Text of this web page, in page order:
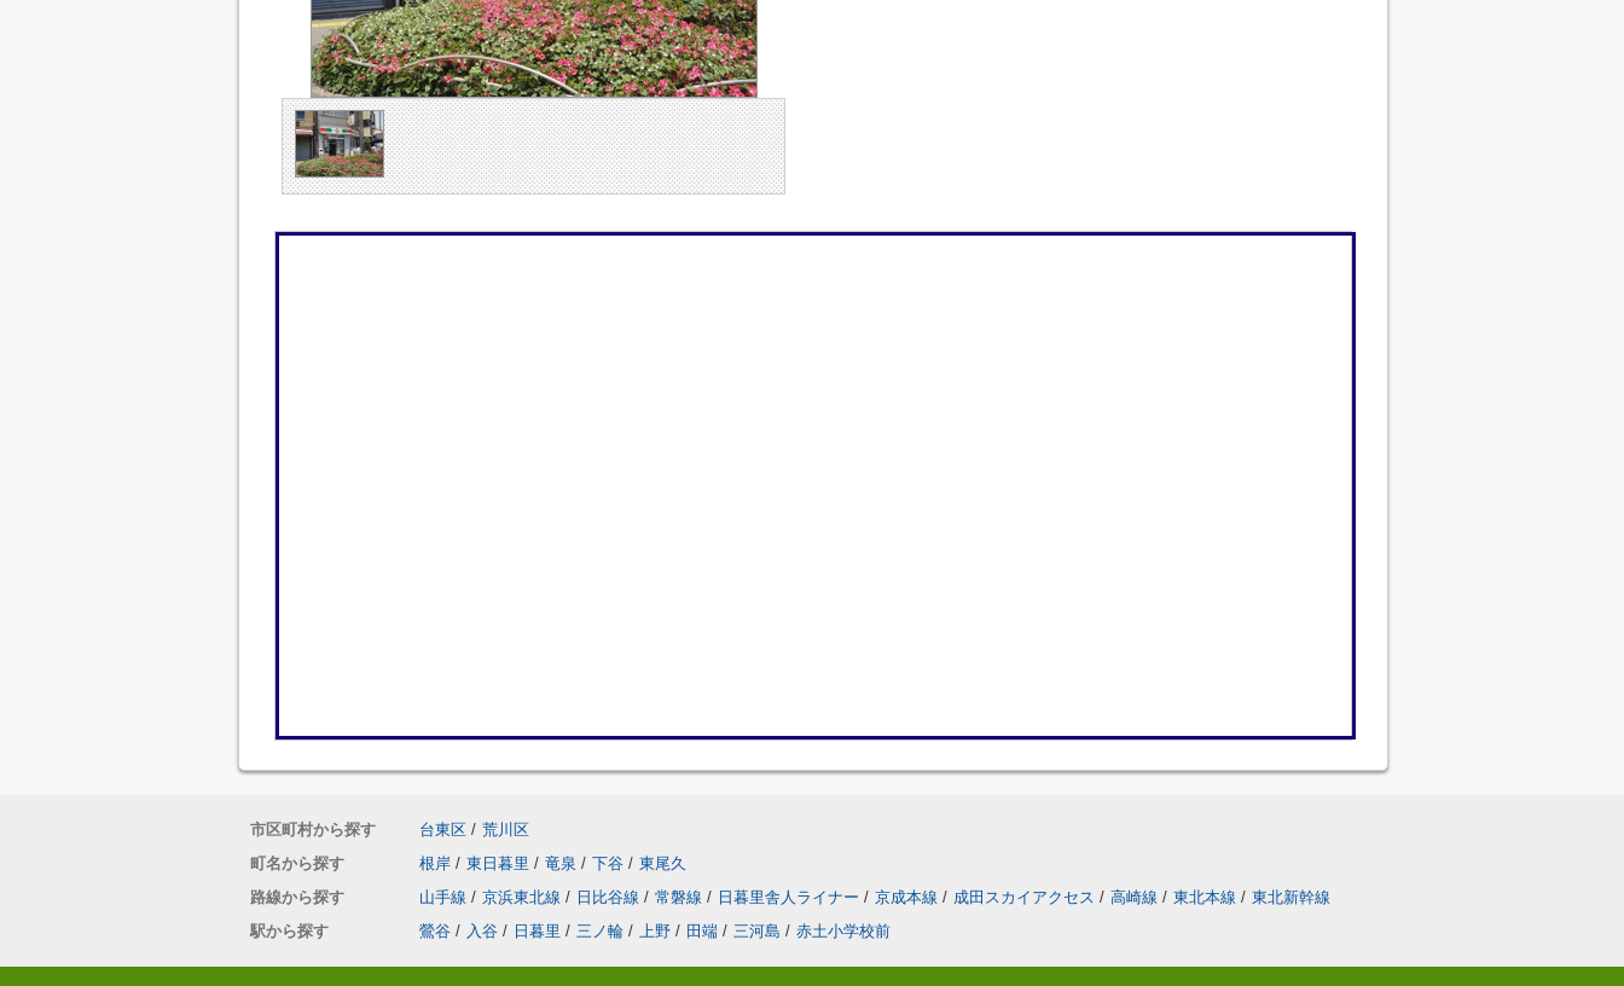
市区町村から探す 台東区 / 荒川区
町名から探す
根岸 / 東日暮里 / 竜泉 / 下谷 / 東尾久
路線から探す
山手線 / 京浜東北線 / 日比谷線 / 常磐線 / 日暮里舎人ライナー / 京成本線 / 成田スカイアクセス / 高崎線 / 東北本線 / 東北新幹線
駅から探す
鶯谷 / 入谷 / 日暮里 / 三ノ輪 / 上野 / 田端 / 三河島 / 赤土小学校前